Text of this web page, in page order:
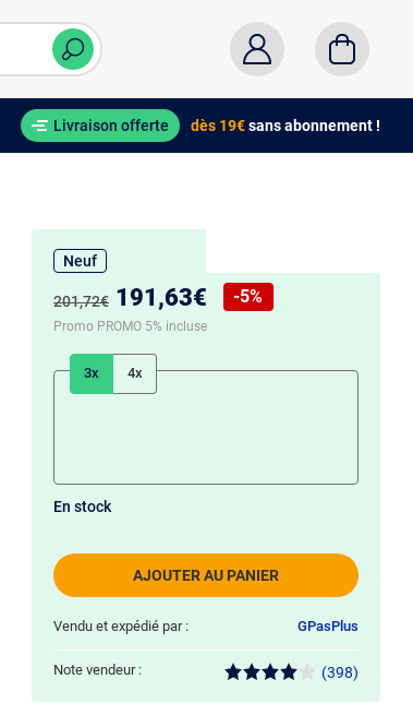
Livraison offerte dès 19€sans abonnement !
Neuf
Ancien prix :
201,72€ Nouveau prix :
191,63€
Réduction de :
-5%
Promo PROMO 5% incluse
3x 4x
AJOUTER AU PANIER
En stock
Vendu et expédié par : GPasPlus
Note vendeur : (398)